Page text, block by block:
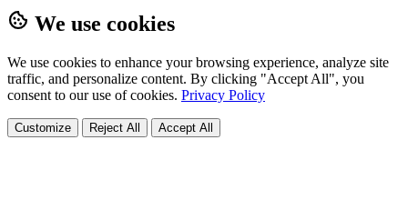
We use cookies
We use cookies to enhance your browsing experience, analyze site
traffic, and personalize content. By clicking "Accept All", you
consent to our use of cookies. Privacy Policy
Customize Reject All Accept All